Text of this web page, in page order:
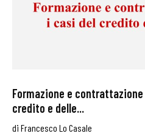
Formazione e
credito e delle...
di Francesco Lo Casale